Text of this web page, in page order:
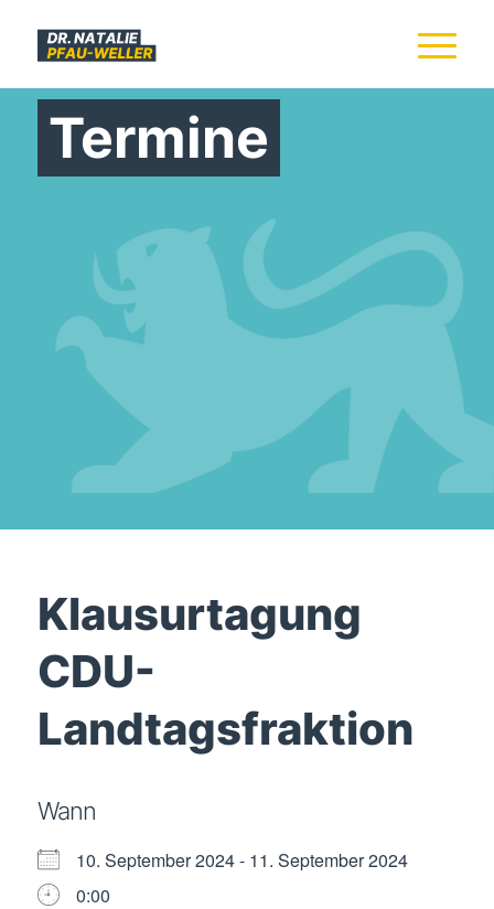
Termine
Klausurtagung
CDU-
Landtagsfraktion
Wann
10. September 2024 - 11. September 2024
0:00